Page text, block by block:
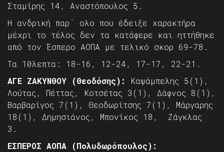
Σταμίρης 14, Αναστόπουλος 5.
Η ανδρική παρ΄ ολο που έδειξε χαρακτήρα
μέχρι το τέλος δεν τα κατάφερε και ηττήθηκε
από τον Έσπερο ΑΟΠΑ με τελικό σκορ 69-78.
Τα 10λεπτα: 18-16, 12-24, 17-17, 22-21.
ΑΓΕ ΖΑΚΥΝΘΟΥ (Θεοδόσης): Καψάμπελης 5(1),
Λούτας, Πέττας, Κοτσέτας 3(1), Δάφνος 8(1),
Βαρβαρίγος 7(1), Θεοδωρίτσης 7(1), Μάργαρης
18(1), Δημησιάνος, Μπονίκος 18, Ζάγκλας
3.
ΕΣΠΕΡΟΣ ΑΟΠΑ (Πολυδωρόπουλος):